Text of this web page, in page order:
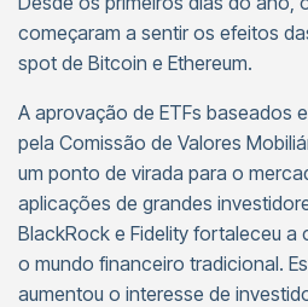
começaram a sentir os efeitos
spot de Bitcoin e Ethereum.
A aprovação de ETFs baseados
pela Comissão de Valores
um ponto de virada para o
aplicações de grandes
BlackRock e Fidelity fortaleceu
o mundo financeiro tradicional.
aumentou o interesse de